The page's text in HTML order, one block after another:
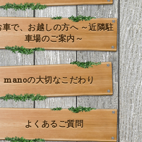
車で、お越しの方へ ～近隣駐
車場のご案内～
manoの大切なこだわり
よくあるご質問